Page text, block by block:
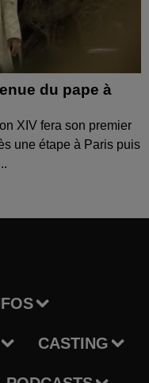
du pape à
XIV fera son premier
une étape à Paris puis
CASTING